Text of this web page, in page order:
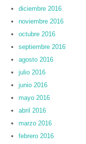
diciembre 2016
noviembre 2016
octubre 2016
septiembre 2016
agosto 2016
julio 2016
junio 2016
mayo 2016
abril 2016
marzo 2016
febrero 2016